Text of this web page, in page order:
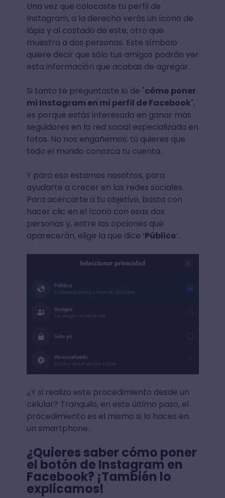
Una vez que colocaste tu perfil de
Instagram, a la derecha verás un ícono de
lápiz y al costado de este, otro que
muestra a dos personas. Este símbolo
quiere decir que sólo tus amigos podrán ver
esta información que acabas de agregar.
Si tanto te preguntaste lo de "cómo poner
mi Instagram en mi perfil de Facebook",
es porque estás interesado en ganar más
seguidores en la red social especializada en
fotos. No nos engañemos: tú quieres que
todo el mundo conozca tu cuenta.
Y para eso estamos nosotros, para
ayudarte a crecer en las redes sociales.
Para acercarte a tu objetivo, basta con
hacer clic en el ícono con esas dos
personas y, entre las opciones que
aparecerán, elige la que dice ‘Público’.
¿Y si realizo este procedimiento desde un
celular? Tranquilo, en este último paso, el
procedimiento es el mismo si lo haces en
un smartphone.
¿Quieres saber cómo poner
el botón de Instagram en
Facebook? ¡También lo
explicamos!